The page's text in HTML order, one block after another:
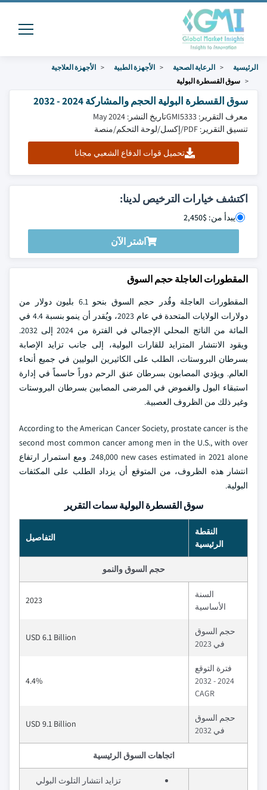
الرئيسية الرعاية الصحية الأجهزة الطبية
الأجهزة العلاجية
سوق القسطرة البولية
سوق القسطرة البولية الحجم والمشاركة 2024 - 2032
معرف التقرير: GMI5333
تاريخ النشر: May 2024
تنسيق التقرير: PDF/إكسل/لوحة التحكم/منصة
تحميل قوات الدفاع الشعبي مجانا
اكتشف خيارات الترخيص لدينا:
يبدأ من: $2,450
اشتر الآن
المقطورات العاجلة حجم السوق
المقطورات العاجلة وقُدر حجم السوق بنحو 6.1 بليون دولار من
دولارات الولايات المتحدة في عام 2023، ويُقدر أن ينمو بنسبة 4.4 في
المائة من الناتج المحلي الإجمالي في الفترة من 2024 إلى 2032.
ويقود الانتشار المتزايد للقارات البولية، إلى جانب تزايد الإصابة
بسرطان البروستات، الطلب على الكاثيرين البوليين في جميع أنحاء
العالم. ويؤدي المصابون بسرطان عنق الرحم دوراً حاسماً في إدارة
استبقاء البول والغموض في المرضى المصابين بسرطان البروستات
وغير ذلك من الظروف العصبية.
According to the American Cancer Society, prostate cancer is the
second most common cancer among men in the U.S., with over
248,000 new cases estimated in 2021 alone. ومع استمرار ارتفاع
انتشار هذه الظروف، من المتوقع أن يزداد الطلب على المكثفات
البولية.
سوق القسطرة البولية سمات التقرير
النقطة
الرئيسية
التفاصيل
حجم السوق والنمو
السنة
الأساسية
2023
حجم السوق
في 2023
USD 6.1 Billion
فترة التوقع
2024 - 2032
CAGR
4.4%
حجم السوق
في 2032
USD 9.1 Billion
اتجاهات السوق الرئيسية
تزايد انتشار التلوث البولي